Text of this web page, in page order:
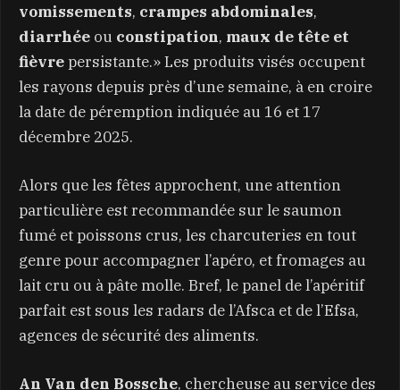
vomissements, crampes abdominales,
diarrhée ou constipation, maux de tête et
fièvrepersistante.» Les produits visés occupent
les rayons depuis près d’une semaine, à en croire
la date de péremption indiquée au 16 et 17
décembre 2025.
Alors que les fêtes approchent, une attention
particulière est recommandée sur le saumon
fumé et poissons crus, les charcuteries en tout
genre pour accompagner l’apéro, et fromages au
lait cru ou à pâte molle. Bref, le panel de l’apéritif
parfait est sous les radars de l’Afsca et de l’Efsa,
agences de sécurité des aliments.
An Van den Bossche, chercheuse au service des